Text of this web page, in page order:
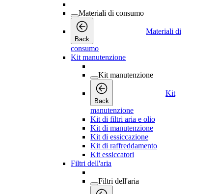
Materiali di consumo
Back
Materiali di
consumo
Kit manutenzione
Kit manutenzione
Back
Kit
manutenzione
Kit di filtri aria e olio
Kit di manutenzione
Kit di essiccazione
Kit di raffreddamento
Kit essiccatori
Filtri dell'aria
Filtri dell'aria